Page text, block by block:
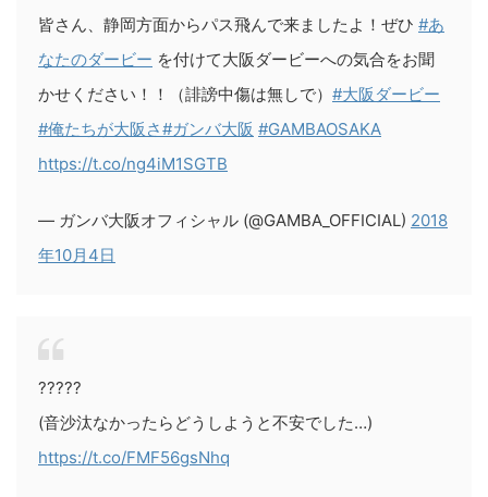
皆さん、静岡方面からパス飛んで来ましたよ！ぜひ #あ
なたのダービー を付けて大阪ダービーへの気合をお聞
かせください！！（誹謗中傷は無しで） #大阪ダービー
#俺たちが大阪さ#ガンバ大阪 #GAMBAOSAKA
https://t.co/ng4iM1SGTB
— ガンバ大阪オフィシャル (@GAMBA_OFFICIAL) 2018
年10月4日
?????
(音沙汰なかったらどうしようと不安でした…)
https://t.co/FMF56gsNhq